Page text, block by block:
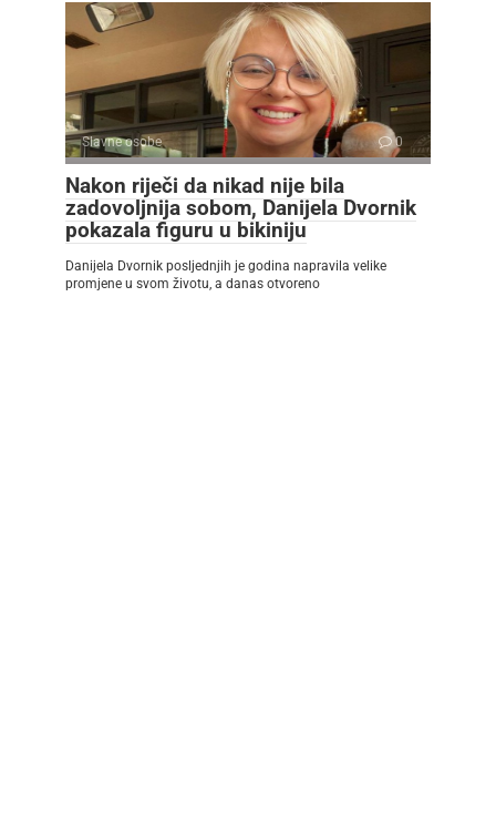
Slavne osobe 0
Nakon riječi da nikad nije bila
zadovoljnija sobom, Danijela Dvornik
pokazala figuru u bikiniju
Danijela Dvornik posljednjih je godina napravila velike
promjene u svom životu, a danas otvoreno